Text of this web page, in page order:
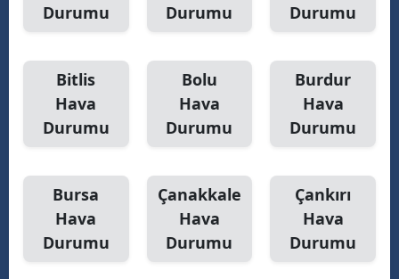
Karaman
Batman
Şırnak
Ardahan
Iğdır
Durumu
Durumu
Durumu
Bitlis
Hava
Durumu
Bolu
Hava
Durumu
Burdur
Hava
Durumu
Bursa
Hava
Durumu
Çanakkale
Hava
Durumu
Çankırı
Hava
Durumu